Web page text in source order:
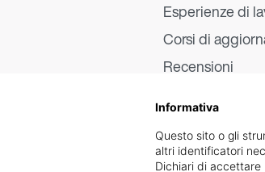
Esperienze di
Corsi di
Recensioni
Informativa
Questo sito o gli
altri identificatori
Dichiari di accettare